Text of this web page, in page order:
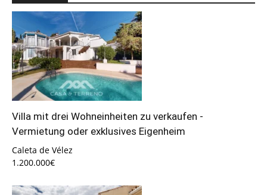
Villa mit drei Wohneinheiten zu verkaufen -
Vermietung oder exklusives Eigenheim
Caleta de Vélez
1.200.000€